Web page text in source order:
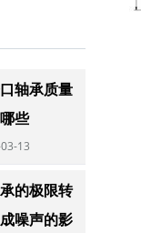
轴承质量
些
13
的极限转
噪声的影